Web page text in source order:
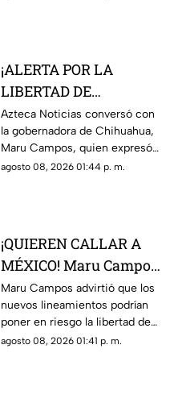
¡ALERTA POR LA
LIBERTAD DE
EXPRESIÓN! Maru
Campos advierte
posibles riesgos por
nuevos lineamientos
Azteca Noticias conversó con
la gobernadora de Chihuahua,
Maru Campos, quien expresó
su preocupación por los
agosto 08, 2026 01:44 p. m.
¡QUIEREN CALLAR A
MÉXICO! Maru Campos
alerta por nuevos
lineamientos y posible
censura
Maru Campos advirtió que los
nuevos lineamientos podrían
poner en riesgo la libertad de
expresión y abrir la puerta a
agosto 08, 2026 01:41 p. m.